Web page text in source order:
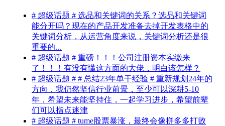
# 超级话题 # 选品和关键词的关系？选品和关键词
能分开吗？现在的产品开发准备去掉开发表格中的
关键词分析，从运营角度来说，关键词分析还是很
重要的...
# 超级话题 # 重磅！！！公司注册资本实缴来
了！！！有没有懂这方面的大佬，明白该怎样？
# 超级话题 # # 总结23年单干经验 # 重新规划24年的
方向，我仍然坚信行业前景，至少可以深耕5-10
年，希望未来能坚持住，一起学习进步，希望前辈
们可以指点迷津
# 超级话题 # tume股票暴涨，最终会像拼多多打败